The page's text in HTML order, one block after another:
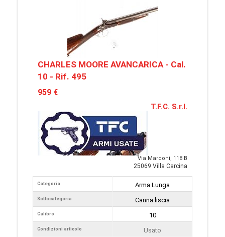
CHARLES MOORE AVANCARICA - Cal.
10 - Rif. 495
959 €
T.F.C. S.r.l.
Via Marconi, 118 B
25069 Villa Carcina
Categoria
Sottocategoria
Calibro
Condizioni articolo
Arma Lunga
Canna liscia
10
Usato